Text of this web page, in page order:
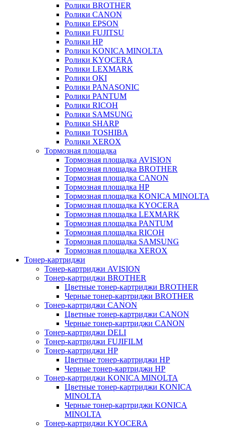
Ролики BROTHER
Ролики CANON
Ролики EPSON
Ролики FUJITSU
Ролики HP
Ролики KONICA MINOLTA
Ролики KYOCERA
Ролики LEXMARK
Ролики OKI
Ролики PANASONIC
Ролики PANTUM
Ролики RICOH
Ролики SAMSUNG
Ролики SHARP
Ролики TOSHIBA
Ролики XEROX
Тормозная площадка
Тормозная площадка AVISION
Тормозная площадка BROTHER
Тормозная площадка CANON
Тормозная площадка HP
Тормозная площадка KONICA MINOLTA
Тормозная площадка KYOCERA
Тормозная площадка LEXMARK
Тормозная площадка PANTUM
Тормозная площадка RICOH
Тормозная площадка SAMSUNG
Тормозная площадка XEROX
Тонер-картриджи
Тонер-картриджи AVISION
Тонер-картриджи BROTHER
Цветные тонер-картриджи BROTHER
Черные тонер-картриджи BROTHER
Тонер-картриджи CANON
Цветные тонер-картриджи CANON
Черные тонер-картриджи CANON
Тонер-картриджи DELI
Тонер-картриджи FUJIFILM
Тонер-картриджи HP
Цветные тонер-картриджи HP
Черные тонер-картриджи HP
Тонер-картриджи KONICA MINOLTA
Цветные тонер-картриджи KONICA
MINOLTA
Черные тонер-картриджи KONICA
MINOLTA
Тонер-картриджи KYOCERA